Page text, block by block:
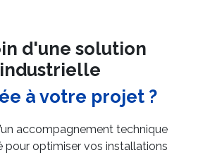
d'une solution
industrielle
à votre projet ?
accompagnement technique
pour optimiser vos installations